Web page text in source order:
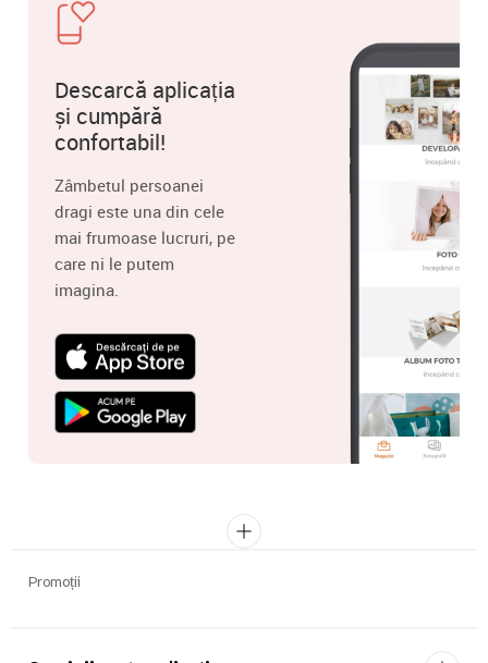
Descarcă aplicația
și cumpără
confortabil!
Zâmbetul persoanei
dragi este una din cele
mai frumoase lucruri, pe
care ni le putem
imagina.
Promoții